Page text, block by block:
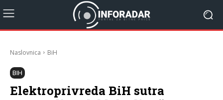
Naslovnica BiH
BIH
Elektroprivreda BiH sutra